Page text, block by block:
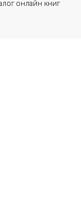
онлайн книг